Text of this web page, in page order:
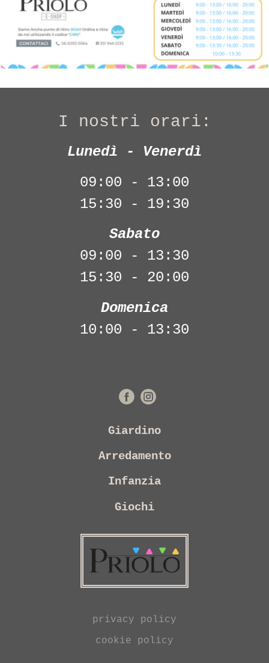
I nostri orari:
Lunedì - Venerdì
09:00 - 13:00
15:30 - 19:30
Sabato
09:00 - 13:30
15:30 - 20:00
Domenica
10:00 - 13:30
Giardino
Arredamento
Infanzia
Giochi
privacy policy
cookie policy